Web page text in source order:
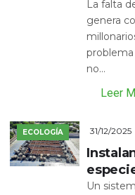
La falta
genera
problema
no...
Leer
ECOLOGÍA 31/12/2025
Un